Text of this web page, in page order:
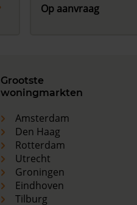
Op aanvraag
Grootste
woningmarkten
Amsterdam
Den Haag
Rotterdam
Utrecht
Groningen
Eindhoven
Tilburg